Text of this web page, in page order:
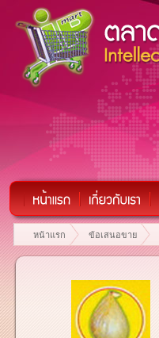
หน้าแรก ข้อเสนอขาย